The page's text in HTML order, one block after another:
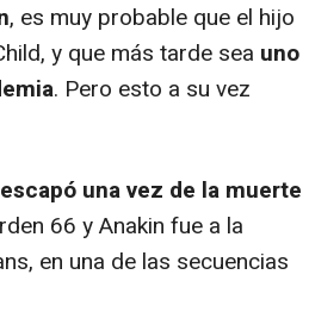
, es muy probable que el hijo
y que más tarde sea uno
. Pero esto a su vez
una vez de la muerte
66 y Anakin fue a la
en una de las secuencias